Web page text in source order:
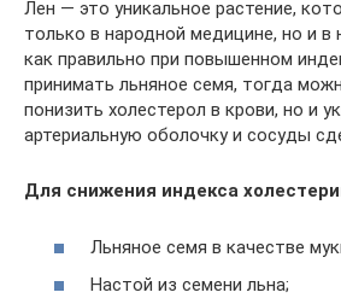
Лен — это уникальное растение,
только в народной медицине, но и в
как правильно при повышенном
принимать льняное семя, тогда
понизить холестерол в крови, но и
артериальную оболочку и сосуды
Для снижения индекса
Льняное семя в качестве
Настой из семени льна;